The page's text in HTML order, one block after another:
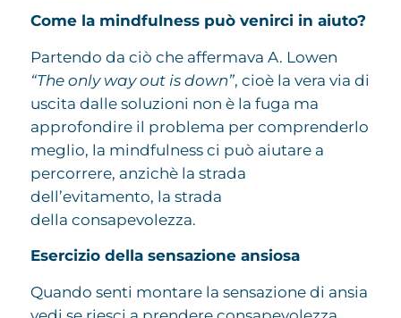
Come la mindfulness può venirci in aiuto?
Partendo da ciò che affermava A. Lowen
“The only way out is down”, cioè la vera via di
uscita dalle soluzioni non è la fuga ma
approfondire il problema per comprenderlo
meglio, la mindfulness ci può aiutare a
percorrere, anzichè la strada
dell’evitamento, la strada
della consapevolezza.
Esercizio della sensazione ansiosa
Quando senti montare la sensazione di ansia